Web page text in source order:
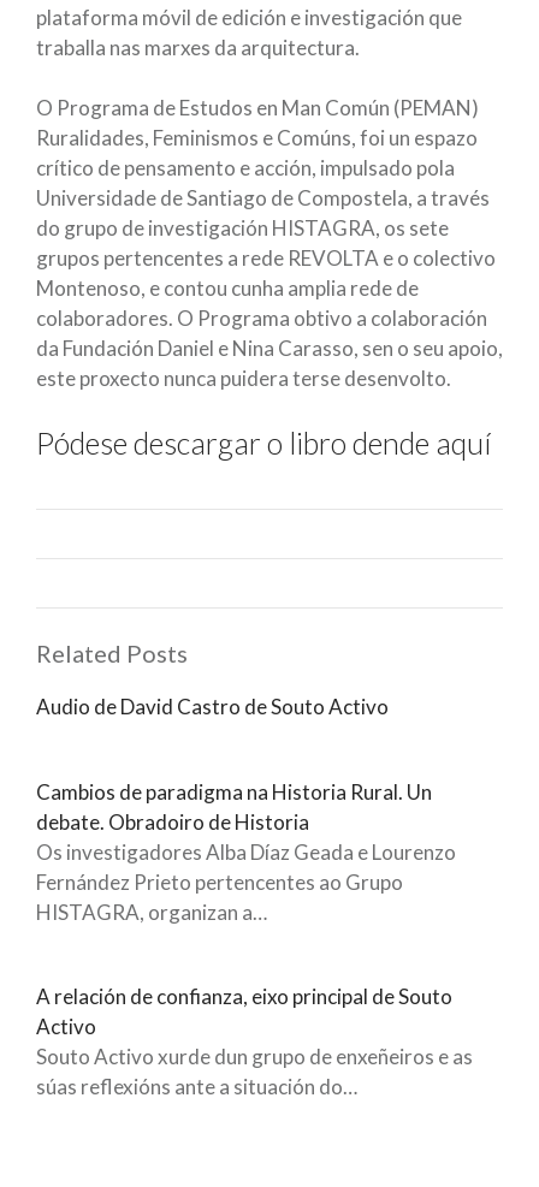
plataforma móvil de edición e investigación que
traballa nas marxes da arquitectura.
O Programa de Estudos en Man Común (PEMAN)
Ruralidades, Feminismos e Comúns, foi un espazo
crítico de pensamento e acción, impulsado pola
Universidade de Santiago de Compostela, a través
do grupo de investigación HISTAGRA, os sete
grupos pertencentes a rede REVOLTA e o colectivo
Montenoso, e contou cunha amplia rede de
colaboradores. O Programa obtivo a colaboración
da Fundación Daniel e Nina Carasso, sen o seu apoio,
este proxecto nunca puidera terse desenvolto.
Pódese descargar o libro dende aquí
Related Posts
Audio de David Castro de Souto Activo
Cambios de paradigma na Historia Rural. Un
debate. Obradoiro de Historia
Os investigadores Alba Díaz Geada e Lourenzo
Fernández Prieto pertencentes ao Grupo
HISTAGRA, organizan a…
A relación de confianza, eixo principal de Souto
Activo
Souto Activo xurde dun grupo de enxeñeiros e as
súas reflexións ante a situación do…